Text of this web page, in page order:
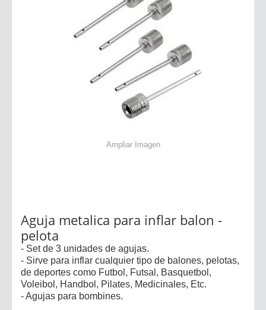
Ampliar Imagen
Aguja metalica para inflar balon -
pelota
- Set de 3 unidades de agujas.
- Sirve para inflar cualquier tipo de balones, pelotas,
de deportes como Futbol, Futsal, Basquetbol,
Voleibol, Handbol, Pilates, Medicinales, Etc.
- Agujas para bombines.